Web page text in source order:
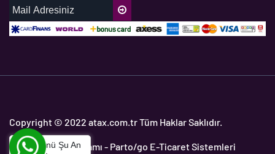
Bu Ürünü Şu An
DPH
ECOPARTS
Copyright © 2022 atax.com.tr Tüm Haklar Saklıdır.
Yedek Parça Programı - Parto/go E-Ticaret Sistemleri